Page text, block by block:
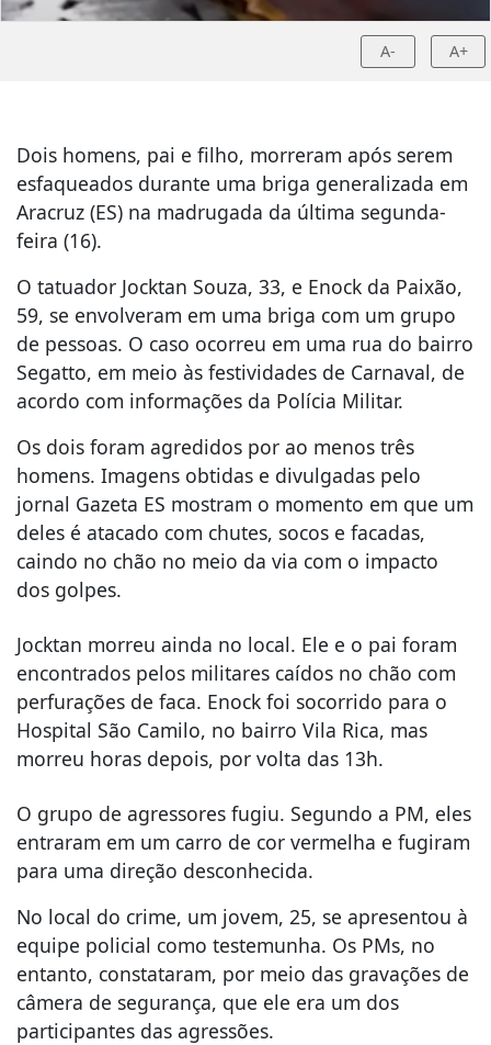
A- A+
Dois homens, pai e filho, morreram após serem
esfaqueados durante uma briga generalizada em
Aracruz (ES) na madrugada da última segunda-
feira (16).
O tatuador Jocktan Souza, 33, e Enock da Paixão,
59, se envolveram em uma briga com um grupo
de pessoas. O caso ocorreu em uma rua do bairro
Segatto, em meio às festividades de Carnaval, de
acordo com informações da Polícia Militar.
Os dois foram agredidos por ao menos três
homens. Imagens obtidas e divulgadas pelo
jornal Gazeta ES mostram o momento em que um
deles é atacado com chutes, socos e facadas,
caindo no chão no meio da via com o impacto
dos golpes.
Jocktan morreu ainda no local. Ele e o pai foram
encontrados pelos militares caídos no chão com
perfurações de faca. Enock foi socorrido para o
Hospital São Camilo, no bairro Vila Rica, mas
morreu horas depois, por volta das 13h.
O grupo de agressores fugiu. Segundo a PM, eles
entraram em um carro de cor vermelha e fugiram
para uma direção desconhecida.
No local do crime, um jovem, 25, se apresentou à
equipe policial como testemunha. Os PMs, no
entanto, constataram, por meio das gravações de
câmera de segurança, que ele era um dos
participantes das agressões.